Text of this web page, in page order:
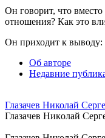
Он говорит, что
отношения? Как это
Он приходит к выводу:
Об авторе
Недавние
Глазачев Николай
Глaзaчeв Никoлaй